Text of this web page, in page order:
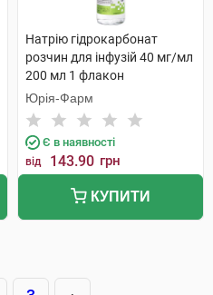
Натрію гідрокарбонат
розчин для інфузій 40 мг/мл
200 мл 1 флакон
Юрія-Фарм
Є в наявності
від 143.90 грн
КУПИТИ